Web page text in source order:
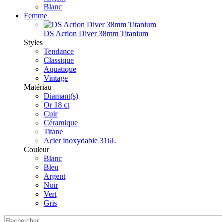
Blanc
Femme
DS Action Diver 38mm Titanium
Styles
Tendance
Classique
Aquatique
Vintage
Matériau
Diamant(s)
Or 18 ct
Cuir
Céramique
Titane
Acier inoxydable 316L
Couleur
Blanc
Bleu
Argent
Noir
Vert
Gris